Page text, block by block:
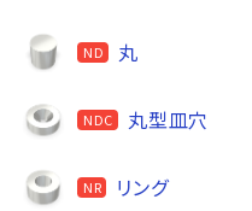
ND 丸
NDC 丸型皿穴
NR リング